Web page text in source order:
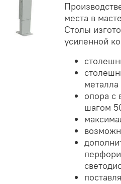
места в
Столы
усиленной
опора с
шагом